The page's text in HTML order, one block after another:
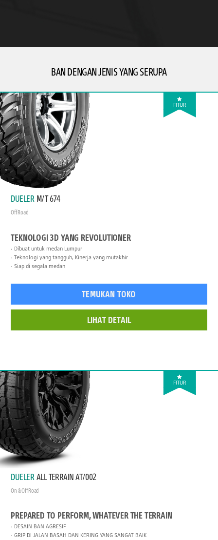
BAN DENGAN JENIS YANG SERUPA
FITUR
DUELER M/T 674
Off Road
TEKNOLOGI 3D YANG REVOLUTIONER
Dibuat untuk medan Lumpur
Teknologi yang tangguh, Kinerja yang mutakhir
Siap di segala medan
TEMUKAN TOKO
LIHAT DETAIL
FITUR
DUELER ALL TERRAIN AT/002
On & Off Road
PREPARED TO PERFORM, WHATEVER THE TERRAIN
DESAIN BAN AGRESIF
GRIP DI JALAN BASAH DAN KERING YANG SANGAT BAIK